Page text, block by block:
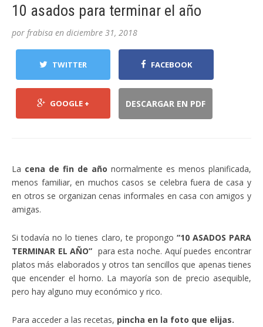
10 asados para terminar el año
por frabisa en diciembre 31, 2018
TWITTER FACEBOOK
GOOGLE + DESCARGAR EN PDF
La cena de fin de año normalmente es menos planificada,
menos familiar, en muchos casos se celebra fuera de casa y
en otros se organizan cenas informales en casa con amigos y
amigas.
Si todavía no lo tienes claro, te propongo “10 ASADOS PARA
TERMINAR EL AÑO” para esta noche. Aquí puedes encontrar
platos más elaborados y otros tan sencillos que apenas tienes
que encender el horno. La mayoría son de precio asequible,
pero hay alguno muy económico y rico.
Para acceder a las recetas, pincha en la foto que elijas.